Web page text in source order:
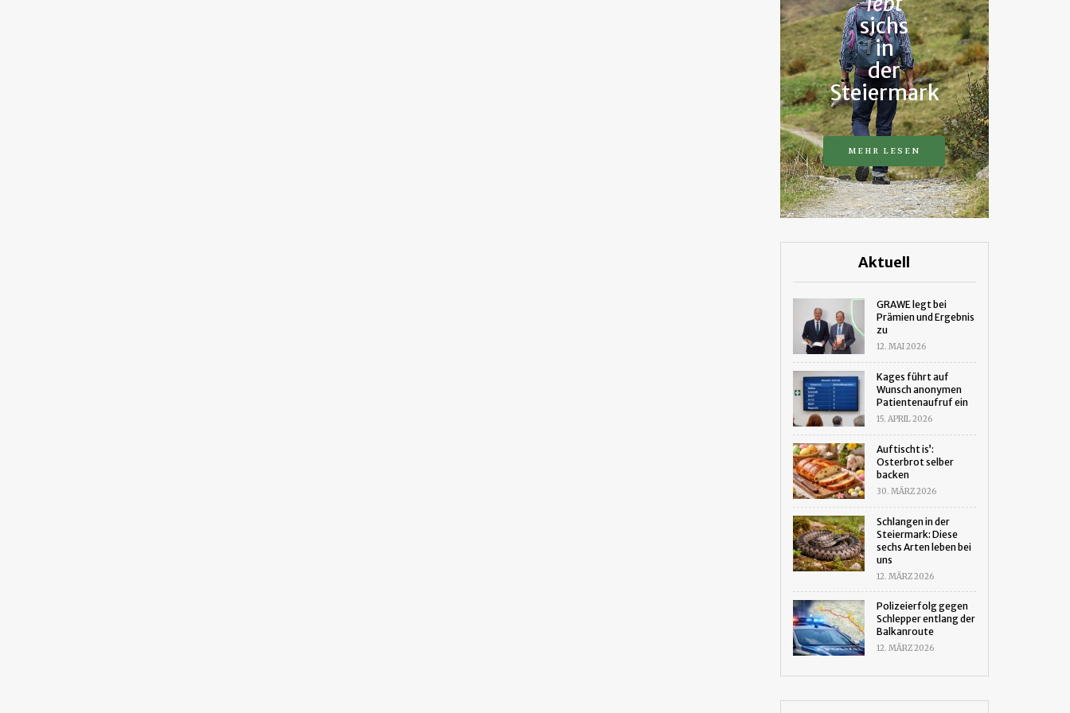
sichs
in
der
Steiermark
MEHR LESEN
Aktuell
GRAWE legt bei
Prämien und Ergebnis
zu
12. MAI 2026
Kages führt auf
Wunsch anonymen
Patientenaufruf ein
15. APRIL 2026
Auftischt is’:
Osterbrot selber
backen
30. MÄRZ 2026
Schlangen in der
Steiermark: Diese
sechs Arten leben bei
uns
12. MÄRZ 2026
Polizeierfolg gegen
Schlepper entlang der
Balkanroute
12. MÄRZ 2026